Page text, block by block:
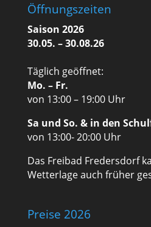
Öffnungszeiten
Saison 2026
30.05. – 30.08.26
Täglich geöffnet:
Mo. – Fr.
von 13:00 – 19:00 Uhr
Sa und So. & in den
von 13:00- 20:00 Uhr
Das Freibad Fredersdorf
Wetterlage auch früher
Preise 2026